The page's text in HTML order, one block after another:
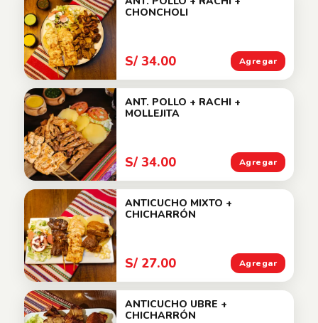
CHONCHOLI
S/ 34.00 Agregar
ANT. POLLO + RACHI +
MOLLEJITA
S/ 34.00 Agregar
ANTICUCHO MIXTO +
CHICHARRÓN
S/ 27.00 Agregar
ANTICUCHO UBRE +
CHICHARRÓN